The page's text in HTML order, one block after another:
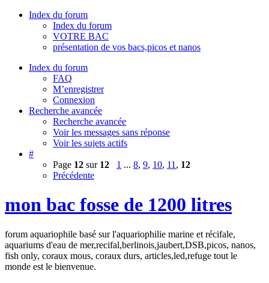
Index du forum
Index du forum
VOTRE BAC
présentation de vos bacs,picos et nanos
Index du forum
FAQ
M’enregistrer
Connexion
Recherche avancée
Recherche avancée
Voir les messages sans réponse
Voir les sujets actifs
#
Page 12 sur 12 1 ... 8, 9, 10, 11 , 12
Précédente
mon bac fosse de 1200 litres
forum aquariophile basé sur l'aquariophilie marine et récifale,
aquariums d'eau de mer,recifal,berlinois,jaubert,DSB,picos, nanos,
fish only, coraux mous, coraux durs, articles,led,refuge tout le
monde est le bienvenue.